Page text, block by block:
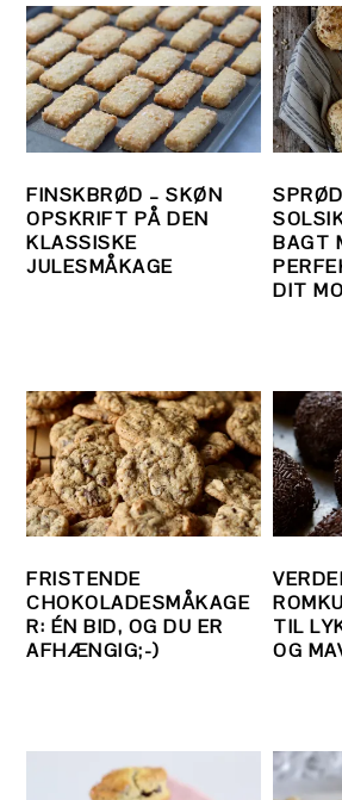
FINSKBRØD – SKØN
OPSKRIFT PÅ DEN
KLASSISKE
JULESMÅKAGE
BAGT
DIT
FRISTENDE
CHOKOLADESMÅKAGE
R: ÉN BID, OG DU ER
AFHÆNGIG;-)
TIL
OG